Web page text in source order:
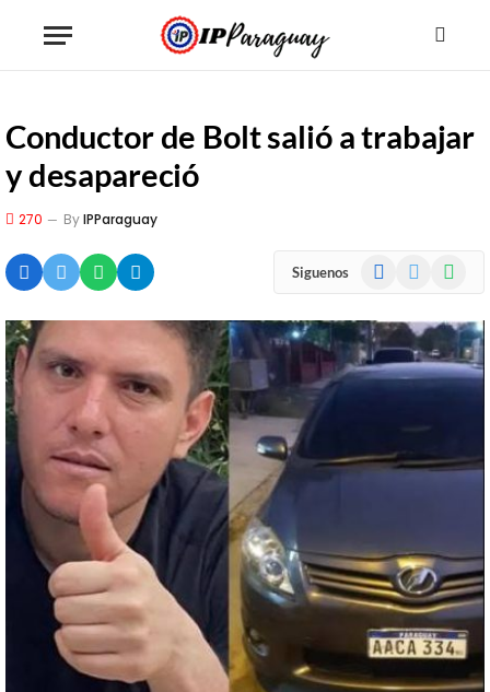
Conductor de Bolt salió a trabajar
y desapareció
270 ByIPParaguay
Siguenos Facebook